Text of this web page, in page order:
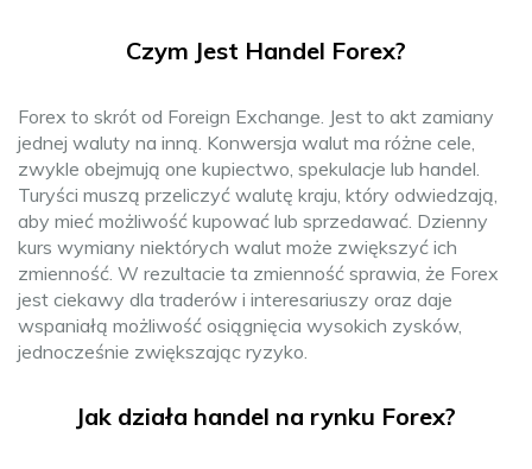
Czym Jest Handel Forex?
Forex to skrót od Foreign Exchange. Jest to akt zamiany
jednej waluty na inną. Konwersja walut ma różne cele,
zwykle obejmują one kupiectwo, spekulacje lub handel.
Turyści muszą przeliczyć walutę kraju, który odwiedzają,
aby mieć możliwość kupować lub sprzedawać. Dzienny
kurs wymiany niektórych walut może zwiększyć ich
zmienność. W rezultacie ta zmienność sprawia, że Forex
jest ciekawy dla traderów i interesariuszy oraz daje
wspaniałą możliwość osiągnięcia wysokich zysków,
jednocześnie zwiększając ryzyko.
Jak działa handel na rynku Forex?